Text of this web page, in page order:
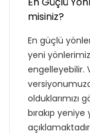
misiniz?
En güçlü
yeni
engelleyebilir.
olduklarımızı
bırakıp